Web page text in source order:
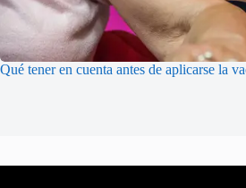
Qué tener en cuenta antes de aplicarse la